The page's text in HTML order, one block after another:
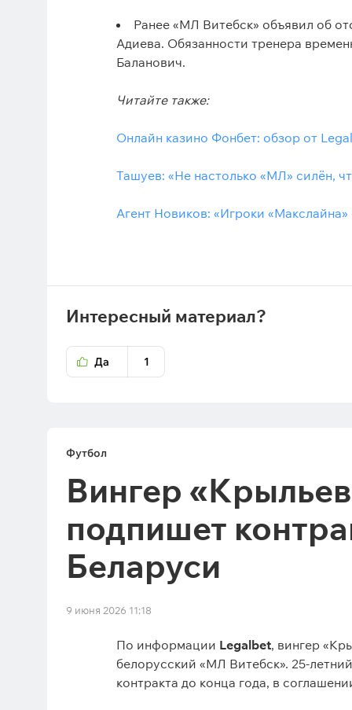
Ранее «МЛ Витебск» объявил об
Адиева. Обязанности тренера
Баланович.
Читайте также:
Онлайн казино Фонбет: обзор от
Ташуев: «Не настолько «МЛ» силён,
Агент Новиков: «Игроки
Интересный материал?
Да 1
Футбол
Вингер
подпишет
Беларуси
9 июня 2026 11:18
По информации Legalbet, вингер
белорусский «МЛ Витебск». 25-
контракта до конца года, в